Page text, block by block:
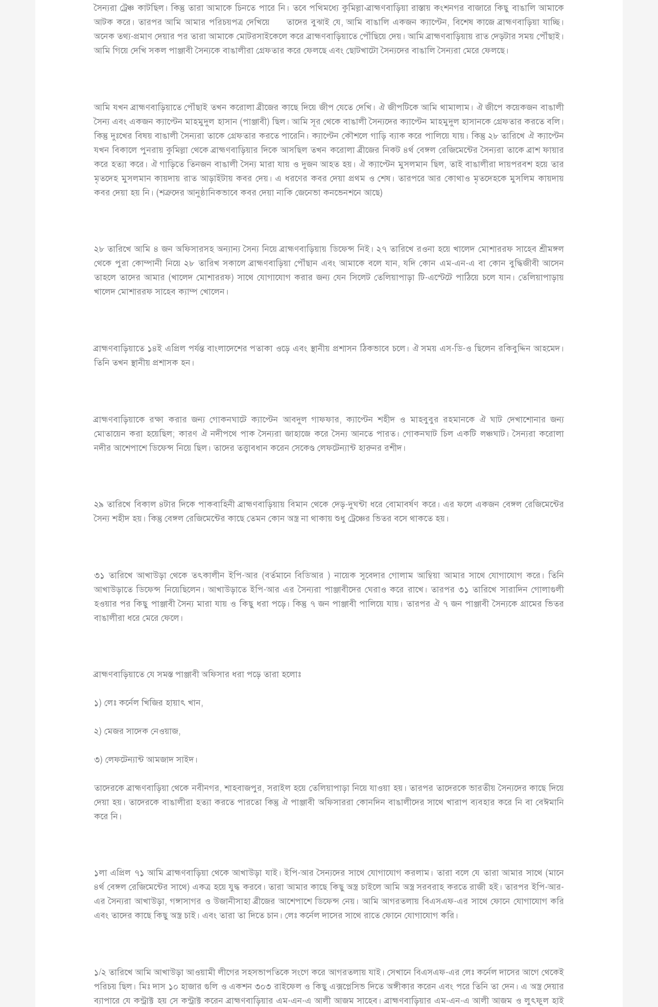
সৈন্যরা ট্রেঞ্চ কাটছিল। কিন্তু তারা আমাকে চিনতে পারে নি। তবে পথিমধ্যে কুমিল্লা-ব্রাহ্মণবাড়িয়া রাস্তায় কংশনগর বাজারে কিছু বাঙালি আমাকে
আটক করে। তারপর আমি আমার পরিচয়পত্র দেখিয়ে তাদের বুঝাই যে, আমি বাঙালি একজন ক্যাপ্টেন, বিশেষ কাজে ব্রাহ্মণবাড়িয়া যাচ্ছি।
অনেক তথ্য-প্রমাণ দেয়ার পর তারা আমাকে মোটরসাইকেলে করে ব্রাহ্মণবাড়িয়াতে পৌঁছিয়ে দেয়। আমি ব্রাহ্মণবাড়িয়ায় রাত দেড়টার সময় পৌঁছাই।
আমি গিয়ে দেখি সকল পাঞ্জাবী সৈন্যকে বাঙালীরা গ্রেফতার করে ফেলছে এবং ছোটখাটো সৈন্যদের বাঙালি সৈন্যরা মেরে ফেলছে।
আমি যখন ব্রাহ্মণবাড়িয়াতে পৌঁছাই তখন করোলা ব্রীজের কাছে দিয়ে জীপ যেতে দেখি। ঐ জীপটিকে আমি থামালাম। ঐ জীপে কয়েকজন বাঙালী
সৈন্য এবং একজন ক্যাপ্টেন মাহমুদুল হাসান (পাঞ্জাবী) ছিল। আমি সূর থেকে বাঙালী সৈন্যদের ক্যাপ্টেন মাহমুদুল হাসানকে গ্রেফতার করতে বলি।
কিন্তু দুঃখের বিষয় বাঙালী সৈন্যরা তাকে গ্রেফতার করতে পারেনি। ক্যাপ্টেন কৌশলে গাড়ি ব্যাক করে পালিয়ে যায়। কিন্তু ২৮ তারিখে ঐ ক্যাপ্টেন
যখন বিকালে পুনরায় কুমিল্লা থেকে ব্রাহ্মণবাড়িয়ার দিকে আসছিল তখন করোলা ব্রীজের নিকট ৪র্থ বেঙ্গল রেজিমেন্টের সৈন্যরা তাকে ব্রাশ ফায়ার
করে হত্যা করে। ঐ গাড়িতে তিনজন বাঙালী সৈন্য মারা যায় ও দুজন আহত হয়। ঐ ক্যাপ্টেন মুসলমান ছিল, তাই বাঙালীরা দায়পরবশ হয়ে তার
মৃতদেহ মুসলমান কায়দায় রাত আড়াইটায় কবর দেয়। এ ধরণের কবর দেয়া প্রথম ও শেষ। তারপরে আর কোথাও মৃতদেহকে মুসলিম কায়দায়
কবর দেয়া হয় নি। (শত্রুদের আনুষ্ঠানিকভাবে কবর দেয়া নাকি জেনেভা কনভেনশনে আছে)
২৮ তারিখে আমি ৪ জন অফিসারসহ অন্যান্য সৈন্য নিয়ে ব্রাহ্মণবাড়িয়ায় ডিফেন্স নিই। ২৭ তারিখে রওনা হয়ে খালেদ মোশাররফ সাহেব শ্রীমঙ্গল
থেকে পুরা কোম্পানী নিয়ে ২৮ তারিখ সকালে ব্রাহ্মণবাড়িয়া পৌঁছান এবং আমাকে বলে যান, যদি কোন এম-এন-এ বা কোন বুদ্ধিজীবী আসেন
তাহলে তাদের আমার (খালেদ মোশাররফ) সাথে যোগাযোগ করার জন্য যেন সিলেট তেলিয়াপাড়া টি-এস্টেটে পাঠিয়ে চলে যান। তেলিয়াপাড়ায়
খালেদ মোশাররফ সাহেব ক্যাম্প খোলেন।
ব্রাহ্মণবাড়িয়াতে ১৪ই এপ্রিল পর্যন্ত বাংলাদেশের পতাকা ওড়ে এবং স্থানীয় প্রশাসন ঠিকভাবে চলে। ঐ সময় এস-ডি-ও ছিলেন রকিবুদ্দিন আহমেদ।
তিনি তখন স্থানীয় প্রশাসক হন।
ব্রাহ্মণবাড়িয়াকে রক্ষা করার জন্য গোকনঘাটে ক্যাপ্টেন আবদুল গাফফার, ক্যাপ্টেন শহীদ ও মাহবুবুর রহমানকে ঐ ঘাট দেখাশোনার জন্য
মোতায়েন করা হয়েছিল; কারণ ঐ নদীপথে পাক সৈন্যরা জাহাজে করে সৈন্য আনতে পারত। গোকনঘাট চিল একটি লঞ্চঘাট। সৈন্যরা করোলা
নদীর আশেপাশে ডিফেন্স নিয়ে ছিল। তাদের তত্ত্বাবধান করেন সেকেণ্ড লেফটেন্যান্ট হারুনর রশীদ।
২৯ তারিখে বিকাল ৪টার দিকে পাকবাহিনী ব্রাহ্মণবাড়িয়ায় বিমান থেকে দেড়-দুঘন্টা ধরে বোমাবর্ষণ করে। এর ফলে একজন বেঙ্গল রেজিমেন্টের
সৈন্য শহীদ হয়। কিন্তু বেঙ্গল রেজিমেন্টের কাছে তেমন কোন অস্ত্র না থাকায় শুধু ট্রেঞ্চের ভিতর বসে থাকতে হয়।
৩১ তারিখে আখাউড়া থেকে তৎকালীন ইপি-আর (বর্তমানে বিডিআর ) নায়েক সুবেদার গোলাম আম্বিয়া আমার সাথে যোগাযোগ করে। তিনি
আখাউড়াতে ডিফেন্স নিয়েছিলেন। আখাউড়াতে ইপি-আর এর সৈন্যরা পাঞ্জাবীদের ঘেরাও করে রাখে। তারপর ৩১ তারিখে সারাদিন গোলাগুলী
হওয়ার পর কিছু পাঞ্জাবী সৈন্য মারা যায় ও কিছু ধরা পড়ে। কিন্তু ৭ জন পাঞ্জাবী পালিয়ে যায়। তারপর ঐ ৭ জন পাঞ্জাবী সৈন্যকে গ্রামের ভিতর
বাঙালীরা ধরে মেরে ফেলে।
ব্রাহ্মণবাড়িয়াতে যে সমস্ত পাঞ্জাবী অফিসার ধরা পড়ে তারা হলোঃ
১) লেঃ কর্নেল খিজির হায়াৎ খান,
২) মেজর সাদেক নেওয়াজ,
৩) লেফটেন্যান্ট আমজাদ সাইদ।
তাদেরকে ব্রাহ্মণবাড়িয়া থেকে নবীনগর, শাহবাজপুর, সরাইল হয়ে তেলিয়াপাড়া নিয়ে যাওয়া হয়। তারপর তাদেরকে ভারতীয় সৈন্যদের কাছে দিয়ে
দেয়া হয়। তাদেরকে বাঙালীরা হত্যা করতে পারতো কিন্তু ঐ পাঞ্জাবী অফিসাররা কোনদিন বাঙালীদের সাথে খারাপ ব্যবহার করে নি বা বেঈমানি
করে নি।
১লা এপ্রিল ৭১ আমি ব্রাহ্মণবাড়িয়া থেকে আখাউড়া যাই। ইপি-আর সৈন্যদের সাথে যোগাযোগ করলাম। তারা বলে যে তারা আমার সাথে (মানে
৪র্থ বেঙ্গল রেজিমেন্টের সাথে) একত্র হয়ে যুদ্ধ করবে। তারা আমার কাছে কিছু অস্ত্র চাইলে আমি অস্ত্র সরবরাহ করতে রাজী হই। তারপর ইপি-আর-
এর সৈন্যরা আখাউড়া, গঙ্গাসাগর ও উজানীসাহা ব্রীজের আশেপাশে ডিফেন্স নেয়। আমি আগরতলায় বিএসএফ-এর সাথে ফোনে যোগাযোগ করি
এবং তাদের কাছে কিছু অস্ত্র চাই। এবং তারা তা দিতে চান। লেঃ কর্নেল দাসের সাথে রাতে ফোনে যোগাযোগ করি।
১/২ তারিখে আমি আখাউড়া আওয়ামী লীগের সহসভাপতিকে সংগে করে আগরতলায় যাই। সেখানে বিএসএফ-এর লেঃ কর্নেল দাসের আগে থেকেই
পরিচয় ছিল। মিঃ দাস ১০ হাজার গুলি ও একশন ৩০৩ রাইফেল ও কিছু এক্সপ্লেসিভ দিতে অঙ্গীকার করেন এবং পরে তিনি তা দেন। এ অস্ত্র দেয়ার
ব্যাপারে যে কন্ট্রাক্ট হয় সে কন্ট্রাক্ট করেন ব্রাহ্মণবাড়িয়ার এম-এন-এ আলী আজম সাহেব। ব্রাহ্মণবাড়িয়ার এম-এন-এ আলী আজম ও লুৎফুল হাই